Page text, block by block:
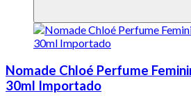
Nomade Chloé Perfume
30ml Importado